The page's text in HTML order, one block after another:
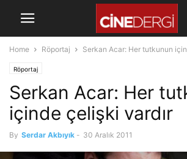
Home Röportaj Serkan Acar: Her tutkunun
Röportaj
Serkan Acar: Her
içinde çelişki vardır
By Serdar Akbıyık - 30 Aralık 2011